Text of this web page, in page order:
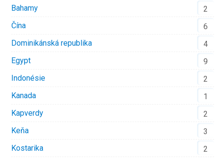
Bahamy
2
Čína
6
Dominikánská republika
4
Egypt
9
Indonésie
2
Kanada
1
Kapverdy
2
Keňa
3
Kostarika
2